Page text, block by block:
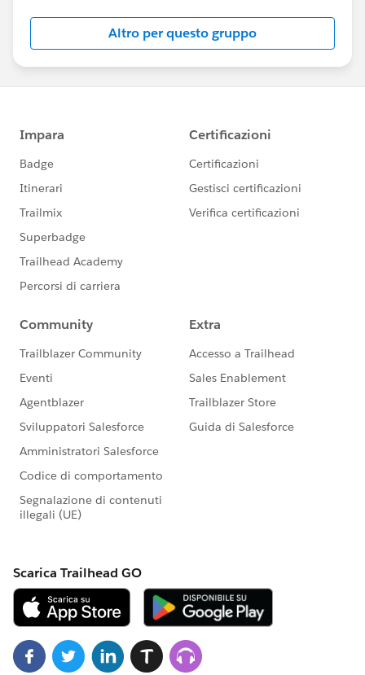
方法②；招待メールが見つからない場合に Tableau
Cloud の利用を開始する方法
でも、登録されている Cloud 管理者ユーザーが直接以
可能となります。こちらから Tableau Cloud の利用を開
https://online.tableau.com/
もしTCMのURIがわからない場合は、下図の通り「URI
を忘れました」のリンクをクリックください。
本人確認のメールが届きますので、そちらに従ってログ
インが可能となります。
※ 既にTableau Cloudの利用開始をされており、サイト
💡MFA (多要素認証) リセット方法について
MFA で使用している PC やスマートフォンの変更によ
サイト管理者のユーザーより、他ユーザーの MFA のリ
セットが可能となります。
以下の Youtube 動画より手順や方法を案内しておりま
すので、こちらを参考ください。
手順は以下のとおりとなります。
①対象ユーザーの MFA リセット
された後にサイトへのアクセスを回復]
Altro per questo gruppo